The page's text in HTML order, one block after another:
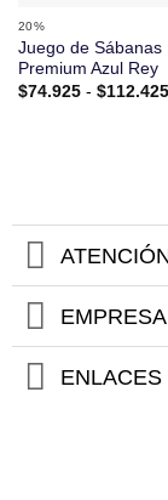
20%
Juego de Sábanas
Premium Azul Rey
$74.925 - $112.425